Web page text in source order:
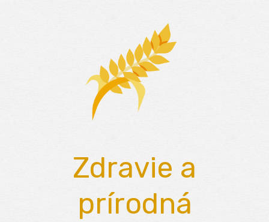
Zdravie a
prírodná